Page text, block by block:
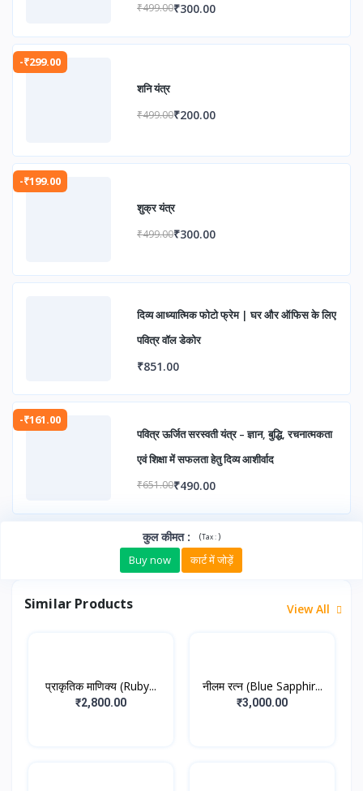
एवं आध्यात्मिक उन्नति के लिए
₹499.00₹300.00
-₹299.00
शनि यंत्र
₹499.00₹200.00
-₹199.00
शुक्र यंत्र
₹499.00₹300.00
दिव्य आध्यात्मिक फोटो फ्रेम | घर और ऑफिस के लिए
पवित्र वॉल डेकोर
₹851.00
-₹161.00
पवित्र ऊर्जित सरस्वती यंत्र – ज्ञान, बुद्धि, रचनात्मकता
एवं शिक्षा में सफलता हेतु दिव्य आशीर्वाद
₹651.00₹490.00
कुल कीमत: (Tax :)
Buy now कार्ट में जोड़ें
Similar Products View All
प्राकृतिक माणिक्य (Ruby...
₹2,800.00
नीलम रत्न (Blue Sapphir...
₹3,000.00